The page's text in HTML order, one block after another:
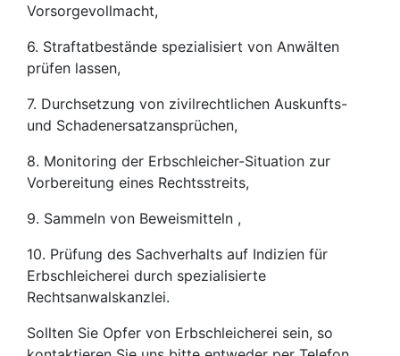
Vorsorgevollmacht,
6. Straftatbestände spezialisiert von Anwälten
prüfen lassen,
7. Durchsetzung von zivilrechtlichen Auskunfts-
und Schadenersatzansprüchen,
8. Monitoring der Erbschleicher-Situation zur
Vorbereitung eines Rechtsstreits,
9. Sammeln von Beweismitteln ,
10. Prüfung des Sachverhalts auf Indizien für
Erbschleicherei durch spezialisierte
Rechtsanwalskanzlei.
Sollten Sie Opfer von Erbschleicherei sein, so